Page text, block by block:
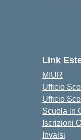
Link
MIUR
Ufficio
Ufficio
Scuola in
Iscrizioni
Invalsi